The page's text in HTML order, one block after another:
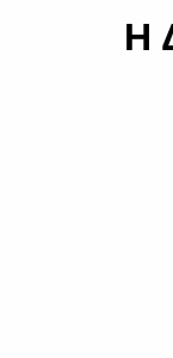
Η